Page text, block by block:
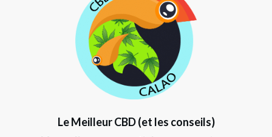
Le Meilleur CBD (et les conseils)